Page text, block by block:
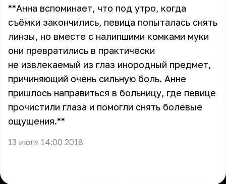
** Анна вспоминает, что под утро, когда
съёмки закончились, певица попыталась снять
линзы, но вместе с налипшими комками муки
они превратились в практически
не извлекаемый из глаз инородный предмет,
причиняющий очень сильную боль. Анне
пришлось направиться в больницу, где певице
прочистили глаза и помогли снять болевые
ощущения.**
13 июля 14:00 2018